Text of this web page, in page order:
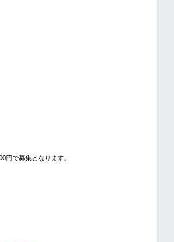
円で募集となります。